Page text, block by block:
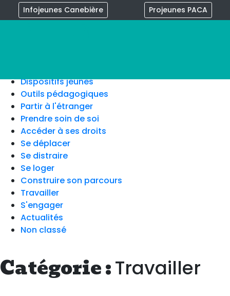
Infojeunes Canebière Projeunes PACA×
Dispositifs jeunes
Outils pédagogiques
Partir à l'étranger
Prendre soin de soi
Accéder à ses droits
Se déplacer
Se distraire
Se loger
Construire son parcours
Travailler
S'engager
Actualités
Non classé
Catégorie :Travailler